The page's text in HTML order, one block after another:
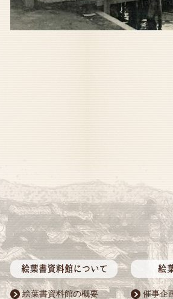
絵葉書資料館の概要
催事企